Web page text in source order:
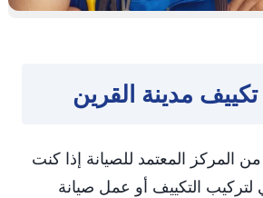
مدينة القرين
المركز المعتمد للصيانة إذا كنت
التكييف أو عمل صيانة